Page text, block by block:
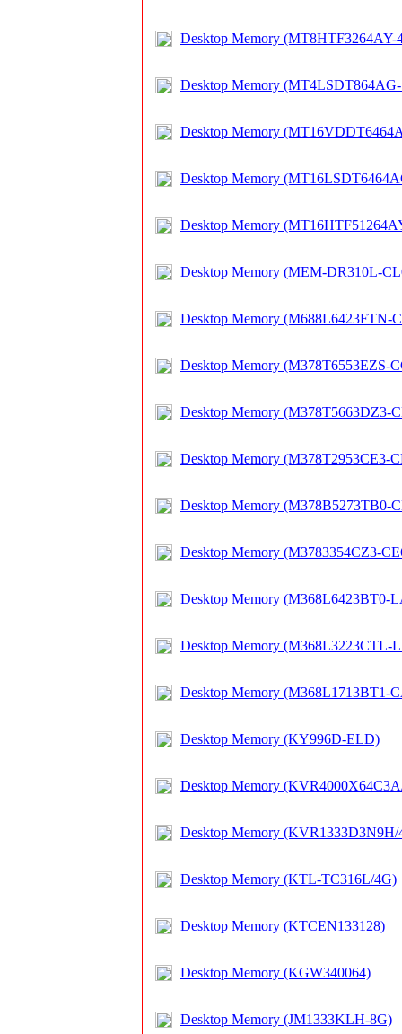
Desktop Memory (MT8HTF3264AY-
Desktop Memory
Desktop Memory
Desktop Memory
Desktop Memory
Desktop Memory (MEM-DR310L-
Desktop Memory (M688L6423FTN-
Desktop Memory (M378T6553EZS-
Desktop Memory (M378T5663DZ3-
Desktop Memory (M378T2953CE3-
Desktop Memory (M378B5273TB0-
Desktop Memory (M3783354CZ3-
Desktop Memory (M368L6423BT0-
Desktop Memory (M368L3223CTL-
Desktop Memory (M368L1713BT1-
Desktop Memory (KY996D-ELD)
Desktop Memory
Desktop Memory
Desktop Memory (KTL-TC316L/4G)
Desktop Memory (KTCEN133128)
Desktop Memory (KGW340064)
Desktop Memory (JM1333KLH-8G)